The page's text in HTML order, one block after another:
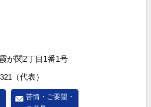
が関2丁目1番1号
（代表）
苦情・ご要望・